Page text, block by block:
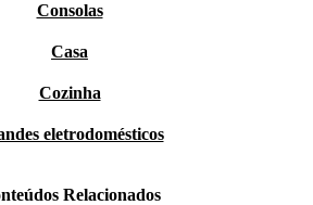
Consolas
Casa
Cozinha
eletrodomésticos
Relacionados